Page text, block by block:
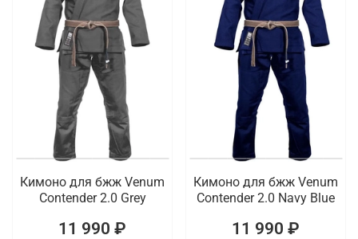
Кимоно для бжж Venum
Contender 2.0 Grey
11 990 ₽
Кимоно для бжж Venum
Contender 2.0 Navy Blue
11 990 ₽